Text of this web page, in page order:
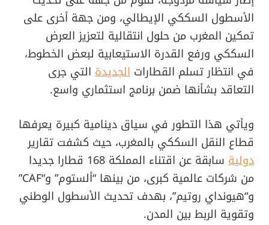
الأسطول السككي الإيطالي، ومن جهة أخرى على
تمكين المغرب من حلول انتقالية لتعزيز العرض
السككي ورفع القدرة الاستيعابية لبعض الخطوط،
في انتظار تسلم القطارات الجديدة التي جرى
التعاقد بشأنها ضمن برنامج استثماري واسع.
ويأتي هذا التطور في سياق دينامية كبيرة يعرفها
قطاع النقل السككي بالمغرب، حيث كشفت تقارير
دولية
سابقة عن اقتناء المملكة 168 قطارا جديدا
من شركات عالمية كبرى، من بينها “ألستوم” و“CAF”
و“هيونداي روتيم”، بهدف تحديث الأسطول الوطني
وتقوية الربط بين المدن.